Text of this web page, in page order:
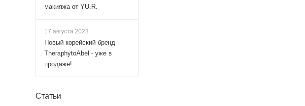
макияжа от YU.R.
17 августа 2023
Новый корейский бренд
TheraphytoAbel - уже в
продаже!
Статьи